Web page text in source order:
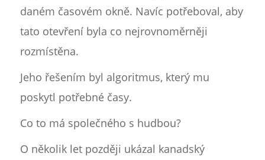
daném časovém okně. Navíc potřeboval, aby
tato otevření byla co nejrovnoměrněji
rozmístěna.
Jeho řešením byl algoritmus, který mu
poskytl potřebné časy.
Co to má společného s hudbou?
O několik let později ukázal kanadský